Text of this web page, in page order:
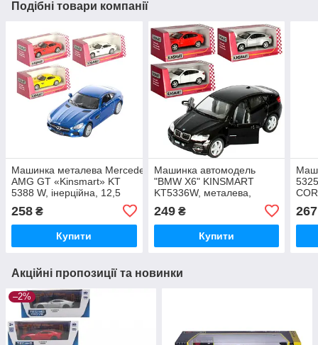
Подібні товари компанії
Машинка металева Mercedes-
AMG GT «Kinsmart» KT
5388 W, інерційна, 12,5
258 ₴
Купити
Машинка автомодель
"BMW X6" KINSMART
KT5336W, металева,
інерційна, відчиняються
двері
249₴
Купити
267
Акційні пропозиції та новинки
–2%